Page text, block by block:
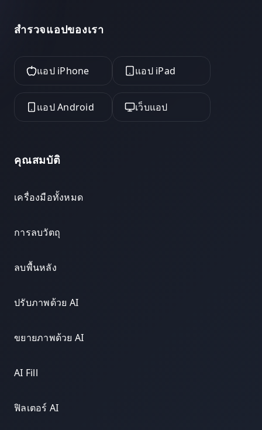
สำรวจแอปของเรา
แอป iPhone แอป iPad
แอป Android เว็บแอป
คุณสมบัติ
เครื่องมือทั้งหมด
การลบวัตถุ
ลบพื้นหลัง
ปรับภาพด้วย AI
ขยายภาพด้วย AI
AI Fill
ฟิลเตอร์ AI